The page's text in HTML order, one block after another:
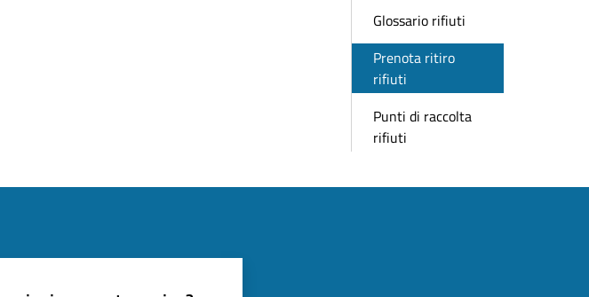
Glossario rifiuti
Prenota ritiro
rifiuti
Punti di raccolta
rifiuti